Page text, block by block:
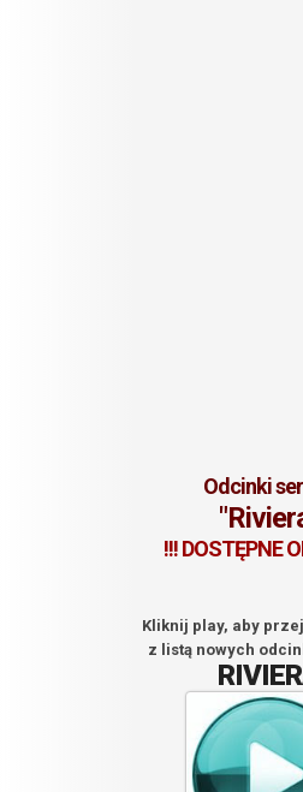
Odcinki
!!! DOSTĘPNE
Kliknij play, aby
z listą nowych